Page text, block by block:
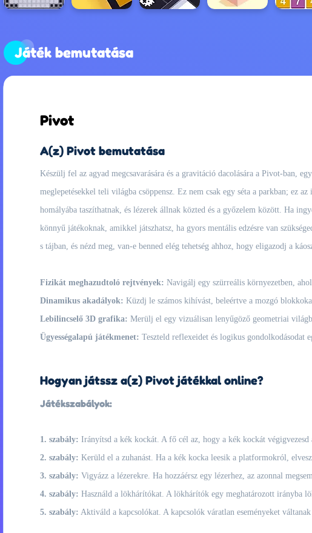
Játék bemutatása
Pivot
A(z) Pivot bemutatása
Készülj fel az agyad megcsavarására és a gravitáció dacolására a Pivot-ban,
meglepetésekkel teli világba csöppensz. Ez nem csak egy séta a parkban; ez
homályába taszíthatnak, és lézerek állnak közted és a győzelem között. Ha
könnyű játékoknak, amikkel játszhatsz, ha gyors mentális edzésre van
s tájban, és nézd meg, van-e benned elég tehetség ahhoz, hogy eligazodj a
Fizikát meghazudtoló rejtvények: Navigálj egy szürreális környezetben,
Dinamikus akadályok: Küzdj le számos kihívást, beleértve a mozgó
Lebilincselő 3D grafika: Merülj el egy vizuálisan lenyűgöző geometriai
Ügyességalapú játékmenet: Teszteld reflexeidet és logikus gondolkodásodat
Hogyan játssz a(z) Pivot játékkal online?
Játékszabályok:
1. szabály: Irányítsd a kék kockát. A fő cél az, hogy a kék kockát
2. szabály: Kerüld el a zuhanást. Ha a kék kocka leesik a platformokról,
3. szabály: Vigyázz a lézerekre. Ha hozzáérsz egy lézerhez, az azonnal
4. szabály: Használd a lökhárítókat. A lökhárítók egy meghatározott irányba
5. szabály: Aktiváld a kapcsolókat. A kapcsolók váratlan eseményeket